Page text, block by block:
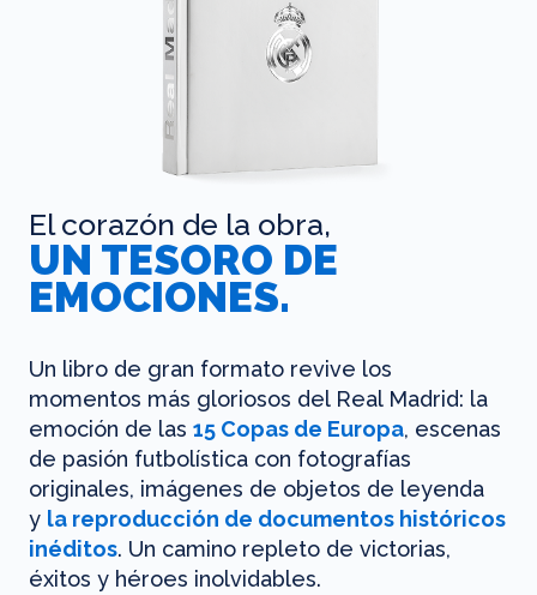
El corazón de la obra,
UN TESORO DE
EMOCIONES.
Un libro de gran formato revive los
momentos más gloriosos del Real Madrid: la
emoción de las 15 Copas de Europa, escenas
de pasión futbolística con fotografías
originales, imágenes de objetos de leyenda
y la reproducción de documentos históricos
inéditos. Un camino repleto de victorias,
éxitos y héroes inolvidables.